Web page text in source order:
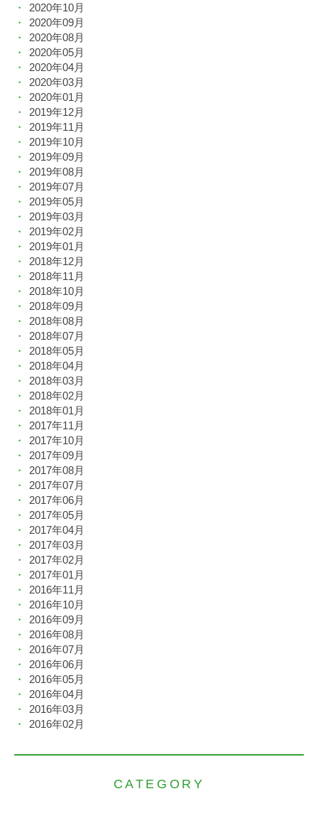
2020年10月
2020年09月
2020年08月
2020年05月
2020年04月
2020年03月
2020年01月
2019年12月
2019年11月
2019年10月
2019年09月
2019年08月
2019年07月
2019年05月
2019年03月
2019年02月
2019年01月
2018年12月
2018年11月
2018年10月
2018年09月
2018年08月
2018年07月
2018年05月
2018年04月
2018年03月
2018年02月
2018年01月
2017年11月
2017年10月
2017年09月
2017年08月
2017年07月
2017年06月
2017年05月
2017年04月
2017年03月
2017年02月
2017年01月
2016年11月
2016年10月
2016年09月
2016年08月
2016年07月
2016年06月
2016年05月
2016年04月
2016年03月
2016年02月
CATEGORY